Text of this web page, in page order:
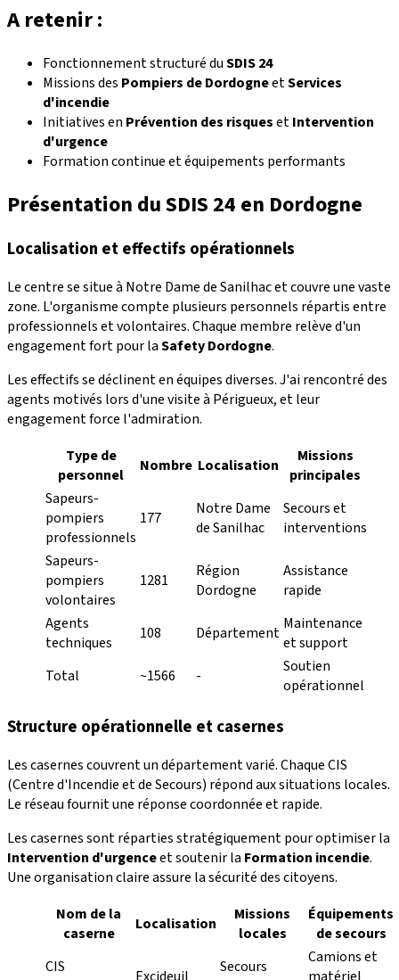
A retenir :
Fonctionnement structuré duSDIS 24
Missions des Pompiers de DordogneetServices
d'incendie
Initiatives en Prévention des risquesetIntervention
d'urgence
Formation continue et équipements performants
Présentation du SDIS 24 en Dordogne
Localisation et effectifs opérationnels
Le centre se situe à Notre Dame de Sanilhac et couvre une vaste
zone. L'organisme compte plusieurs personnels répartis entre
professionnels et volontaires. Chaque membre relève d'un
engagement fort pour laSafety Dordogne.
Les effectifs se déclinent en équipes diverses. J'ai rencontré des
agents motivés lors d'une visite à Périgueux, et leur
engagement force l'admiration.
Type de
personnel
Nombre Localisation
Missions
principales
Sapeurs-
pompiers
professionnels
177
Notre Dame
de Sanilhac
Secours et
interventions
Sapeurs-
pompiers
volontaires
1281
Région
Dordogne
Assistance
rapide
Agents
techniques
108 Département Maintenance
et support
Total
~1566 -
Soutien
opérationnel
Structure opérationnelle et casernes
Les casernes couvrent un département varié. Chaque CIS
(Centre d'Incendie et de Secours) répond aux situations locales.
Le réseau fournit une réponse coordonnée et rapide.
Les casernes sont réparties stratégiquement pour optimiser la
Intervention d'urgenceet soutenir la Formation incendie.
Une organisation claire assure la sécurité des citoyens.
Nom de la
caserne
Localisation
Missions
locales
Équipements
de secours
CIS
Excideuil
Secours
Camions et
matériel